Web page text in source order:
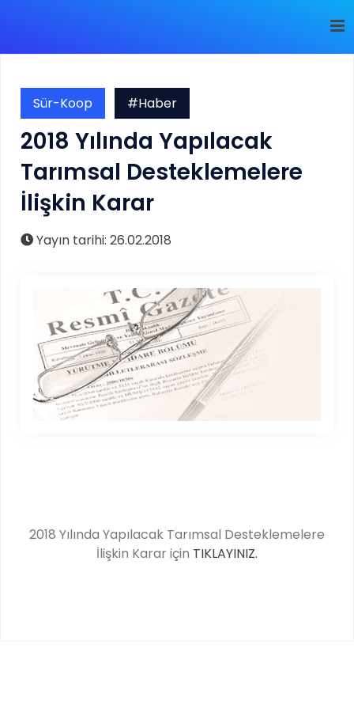
Sür-Koop #Haber
2018 Yılında Yapılacak
Tarımsal Desteklemelere
İlişkin Karar
Yayın tarihi: 26.02.2018
2018 Yılında Yapılacak Tarımsal Desteklemelere
İlişkin Karar için TIKLAYINIZ.